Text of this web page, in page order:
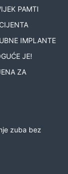
PAMTI
IMPLANTE
JE!
ZA
zuba bez